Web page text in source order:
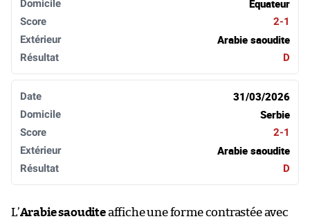
Équateur
2-1
Arabie saoudite
D
31/03/2026
Serbie
2-1
Arabie saoudite
D
L’Arabie saouditeaffiche une forme contrastée avec